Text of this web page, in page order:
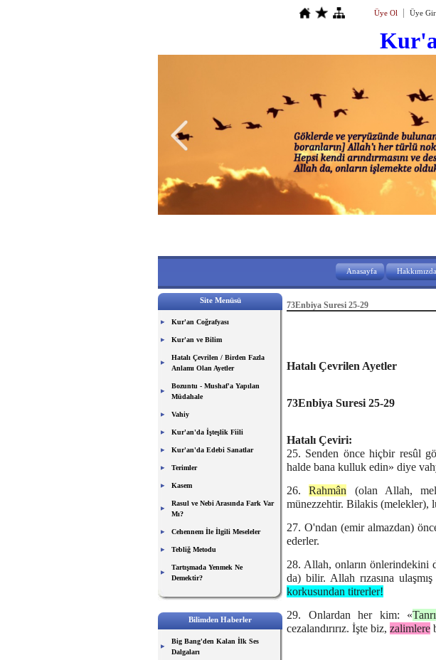
Üye Ol Üye
Anasayfa Hakkımızda
Site Menüsü
Kur'an Coğrafyası
Kur'an ve Bilim
Hatalı Çevrilen / Birden Fazla
Anlamı Olan Ayetler
Bozuntu - Mushaf'a Yapılan
Müdahale
Vahiy
Kur'an'da İşteşlik Fiili
Kur'an'da Edebi Sanatlar
Terimler
Kasem
Rasul ve Nebi Arasında Fark Var
Mı?
Cehennem İle İlgili Meseleler
Tebliğ Metodu
Tartışmada Yenmek Ne
Demektir?
Bilimden Haberler
Big Bang'den Kalan İlk Ses
Dalgaları
73Enbiya Suresi 25-29
Hatalı Çevrilen Ayetler
73Enbiya Suresi 25-29
Hatalı Çeviri:
25. Senden önce hiçbir resûl
halde bana kulluk edin» diye
26.Rahmân (olan Allah,
münezzehtir. Bilakis (melekler),
27. O'ndan (emir almazdan)
ederler.
28. Allah, onların önlerindekini
da) bilir. Allah rızasına
korkusundan titrerler!
29. Onlardan her kim: «
cezalandırırız. İşte biz, zalimlere